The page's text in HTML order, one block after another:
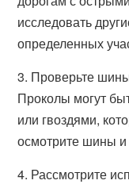
исследовать
определенных
3. Проверьте
Проколы могут
или гвоздями,
осмотрите шины
4. Рассмотрите